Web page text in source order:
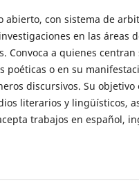
abierto, con sistema de
en las áreas
Convoca a quienes
poéticas o en su
discursivos. Su
literarios y lingüísticos,
trabajos en español,